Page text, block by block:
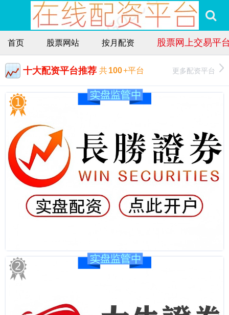
首页 股票网站 按月配资 股票网上交易平
十大配资平台推荐 共100+平台 更多配资平台